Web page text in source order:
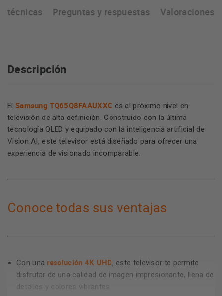
técnicas Preguntas y respuestas Valoraciones
Descripción
El Samsung TQ65Q8FAAUXXC es el próximo nivel en
televisión de alta definición. Construido con la última
tecnología QLED y equipado con la inteligencia artificial de
Vision AI, este televisor está diseñado para ofrecer una
experiencia de visionado incomparable.
Conoce todas sus ventajas
Con una resolución 4K UHD, este televisor te permite
disfrutar de una calidad de imagen impresionante, llena de
detalles y colores vibrantes.